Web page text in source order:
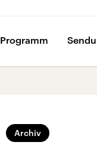
Programm
Archiv